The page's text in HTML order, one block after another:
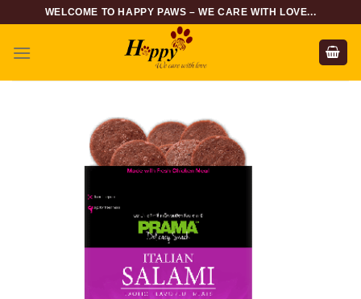
content
WELCOME TO HAPPY PAWS – WE CARE WITH LOVE...